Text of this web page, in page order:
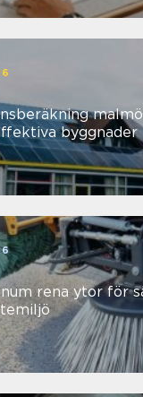
malmö nyckeln
byggnader
säkrare och